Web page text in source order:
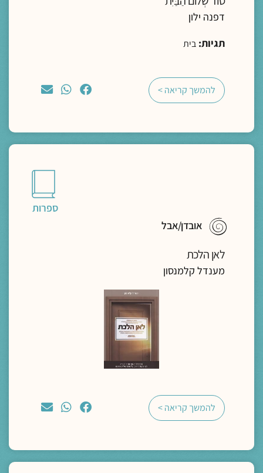
דפנה ילון
תגיות: בית
להמשך קריאה >
ספרות
אובדן/אבל
לאן הלכת
מענדל קלמנסון
להמשך קריאה >